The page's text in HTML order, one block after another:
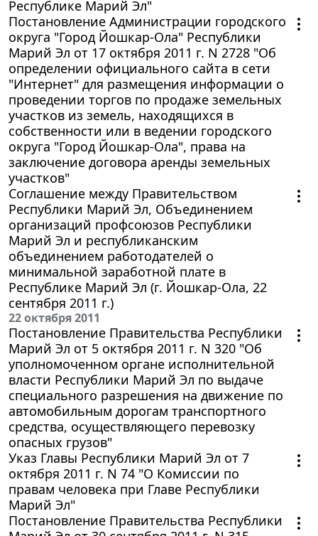
Республике Марий Эл"
Постановление Администрации городского
округа "Город Йошкар-Ола" Республики
Марий Эл от 17 октября 2011 г. N 2728 "Об
определении официального сайта в сети
"Интернет" для размещения информации о
проведении торгов по продаже земельных
участков из земель, находящихся в
собственности или в ведении городского
округа "Город Йошкар-Ола", права на
заключение договора аренды земельных
участков"
Соглашение между Правительством
Республики Марий Эл, Объединением
организаций профсоюзов Республики
Марий Эл и республиканским
объединением работодателей о
минимальной заработной плате в
Республике Марий Эл (г. Йошкар-Ола, 22
сентября 2011 г.)
22 октября 2011
Постановление Правительства Республики
Марий Эл от 5 октября 2011 г. N 320 "Об
уполномоченном органе исполнительной
власти Республики Марий Эл по выдаче
специального разрешения на движение по
автомобильным дорогам транспортного
средства, осуществляющего перевозку
опасных грузов"
Указ Главы Республики Марий Эл от 7
октября 2011 г. N 74 "О Комиссии по
правам человека при Главе Республики
Марий Эл"
Постановление Правительства Республики